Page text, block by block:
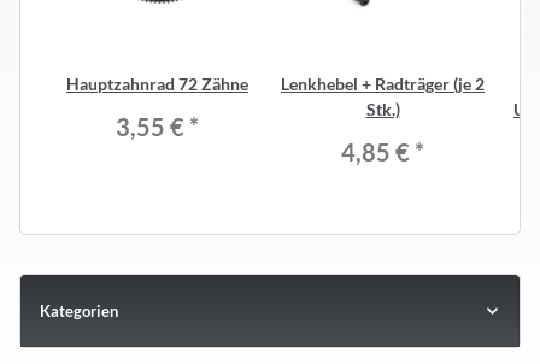
Hauptzahnrad 72 Zähne
3,55 € *
Lenkhebel + Radträger (je 2
Stk.)
4,85 € *
Kategorien